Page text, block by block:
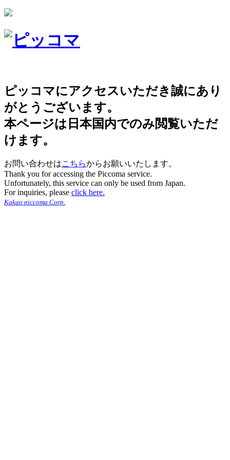
ピッコマにアクセスいただき誠にあり
がとうございます。
本ページは日本国内でのみ閲覧いただ
けます。
お問い合わせはこちらからお願いいたします。
Thank you for accessing the Piccoma service.
Unfortunately, this service can only be used from Japan.
For inquiries, please click here.
Kakao piccoma Corp.